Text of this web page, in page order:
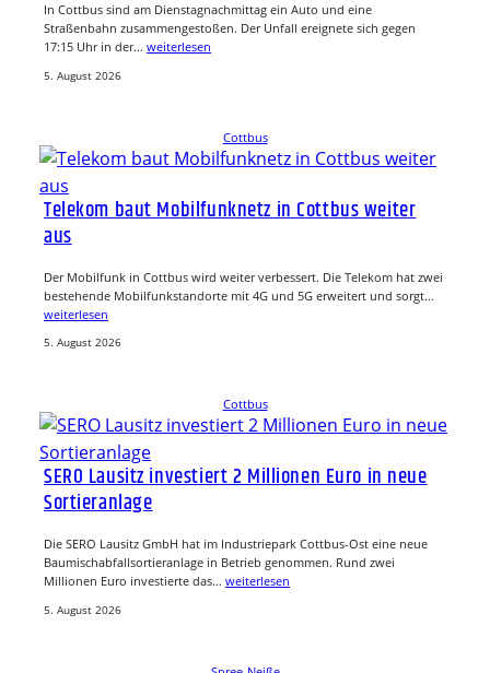
In Cottbus sind am Dienstagnachmittag ein Auto und eine
Straßenbahn zusammengestoßen. Der Unfall ereignete sich gegen
17:15 Uhr in der… weiterlesen
5. August 2026
Cottbus
Telekom baut Mobilfunknetz in Cottbus weiter
aus
Der Mobilfunk in Cottbus wird weiter verbessert. Die Telekom hat zwei
bestehende Mobilfunkstandorte mit 4G und 5G erweitert und sorgt…
weiterlesen
5. August 2026
Cottbus
SERO Lausitz investiert 2 Millionen Euro in neue
Sortieranlage
Die SERO Lausitz GmbH hat im Industriepark Cottbus-Ost eine neue
Baumischabfallsortieranlage in Betrieb genommen. Rund zwei
Millionen Euro investierte das… weiterlesen
5. August 2026